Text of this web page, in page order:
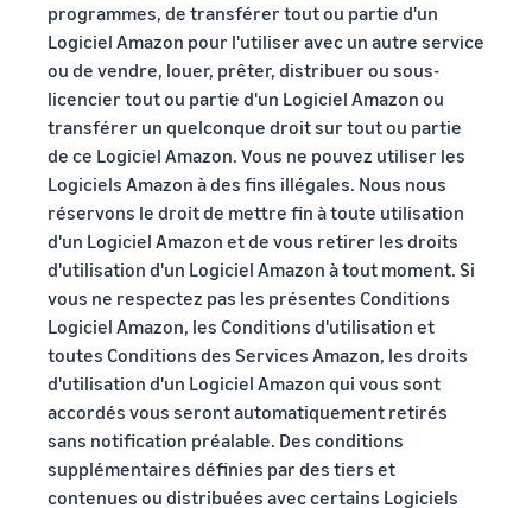
programmes, de transférer tout ou partie d'un
Logiciel Amazon pour l'utiliser avec un autre service
ou de vendre, louer, prêter, distribuer ou sous-
licencier tout ou partie d'un Logiciel Amazon ou
transférer un quelconque droit sur tout ou partie
de ce Logiciel Amazon. Vous ne pouvez utiliser les
Logiciels Amazon à des fins illégales. Nous nous
réservons le droit de mettre fin à toute utilisation
d'un Logiciel Amazon et de vous retirer les droits
d'utilisation d'un Logiciel Amazon à tout moment. Si
vous ne respectez pas les présentes Conditions
Logiciel Amazon, les Conditions d'utilisation et
toutes Conditions des Services Amazon, les droits
d'utilisation d'un Logiciel Amazon qui vous sont
accordés vous seront automatiquement retirés
sans notification préalable. Des conditions
supplémentaires définies par des tiers et
contenues ou distribuées avec certains Logiciels